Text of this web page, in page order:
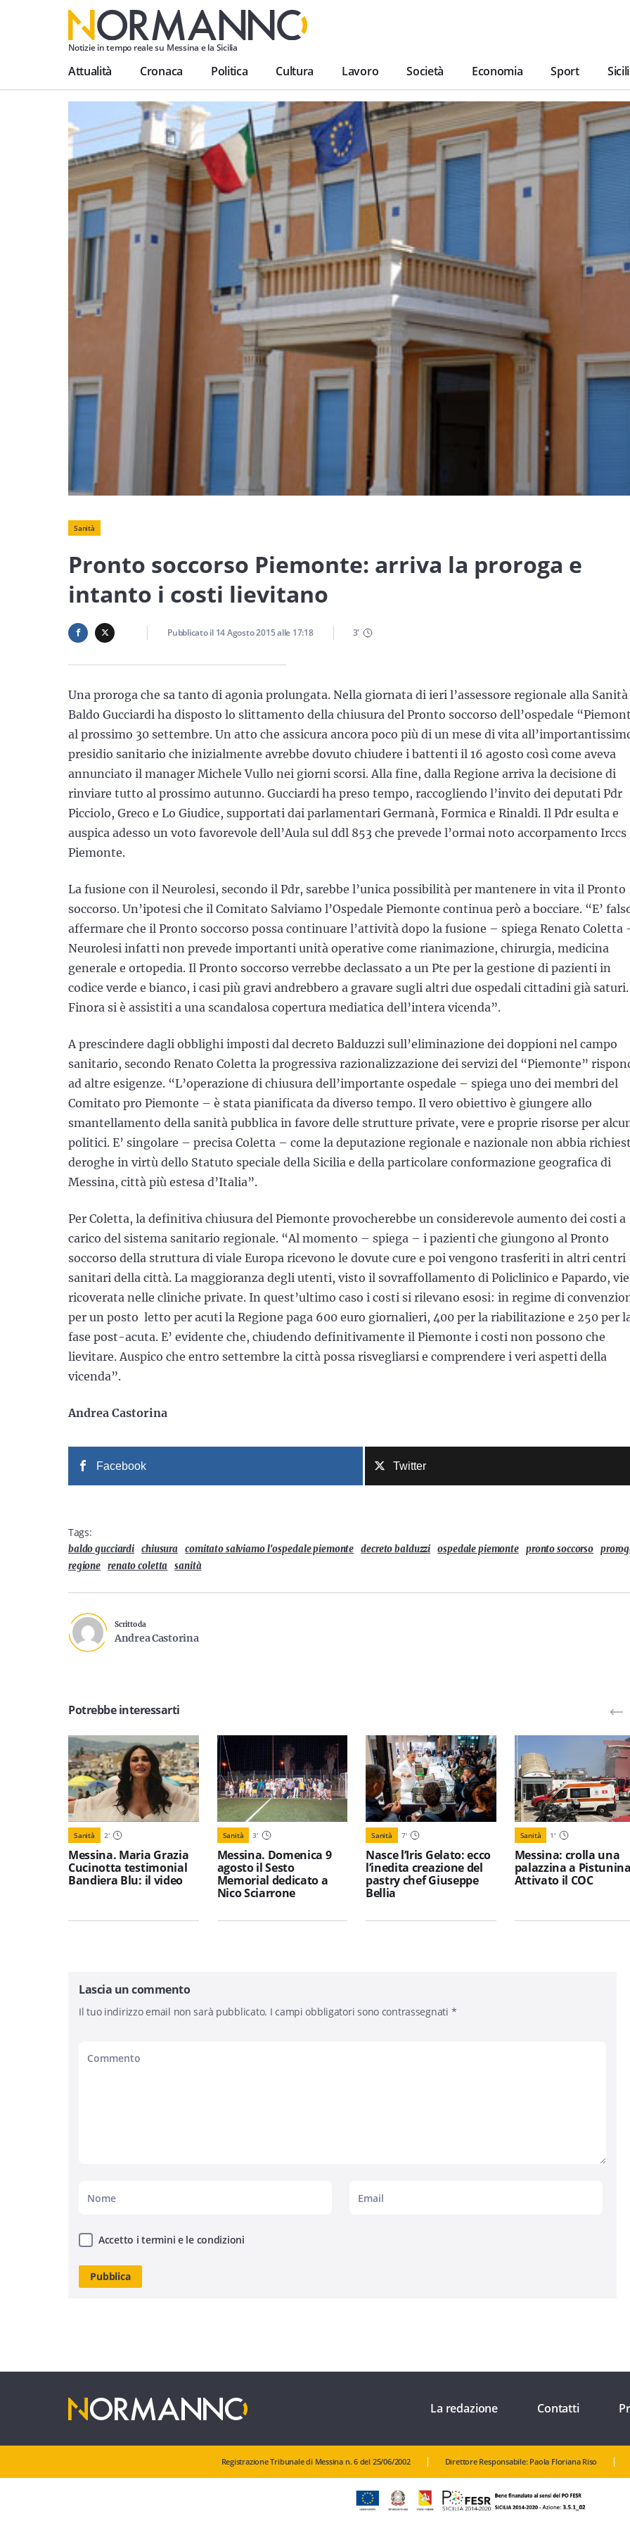
Notizie in tempo reale su Messina e la Sicilia
Attualità Cronaca Politica Cultura Lavoro Società Economia Sport
Sanità
Pronto soccorso Piemonte: arriva la proroga e
intanto i costi lievitano
Pubblicato il 14 Agosto 2015alle 17:18 3'
Una proroga che sa tanto di agonia prolungata. Nella giornata di ieri l’assessore regionale alla Sanità
Baldo Gucciardi ha disposto lo slittamento della chiusura del Pronto soccorso dell’ospedale
al prossimo 30 settembre. Un atto che assicura ancora poco più di un mese di vita
presidio sanitario che inizialmente avrebbe dovuto chiudere i battenti il 16 agosto così come aveva
annunciato il manager Michele Vullo nei giorni scorsi. Alla fine, dalla Regione arriva la decisione di
rinviare tutto al prossimo autunno. Gucciardi ha preso tempo, raccogliendo l’invito dei deputati Pdr
Picciolo, Greco e Lo Giudice, supportati dai parlamentari Germanà, Formica e Rinaldi. Il Pdr esulta e
auspica adesso un voto favorevole dell’Aula sul ddl 853 che prevede l’ormai noto accorpamento Irccs
Piemonte.
La fusione con il Neurolesi, secondo il Pdr, sarebbe l’unica possibilità per mantenere in vita il Pronto
soccorso. Un’ipotesi che il Comitato Salviamo l’Ospedale Piemonte continua però a bocciare. “E’
affermare che il Pronto soccorso possa continuare l’attività dopo la fusione – spiega Renato Coletta
Neurolesi infatti non prevede importanti unità operative come rianimazione, chirurgia, medicina
generale e ortopedia. Il Pronto soccorso verrebbe declassato a un Pte per la gestione di pazienti in
codice verde e bianco, i casi più gravi andrebbero a gravare sugli altri due ospedali cittadini già saturi.
Finora si è assistiti a una scandalosa copertura mediatica dell’intera vicenda”.
A prescindere dagli obblighi imposti dal decreto Balduzzi sull’eliminazione dei doppioni nel campo
sanitario, secondo Renato Coletta la progressiva razionalizzazione dei servizi del “Piemonte”
ad altre esigenze. “L’operazione di chiusura dell’importante ospedale – spiega uno dei membri del
Comitato pro Piemonte – è stata pianificata da diverso tempo. Il vero obiettivo è giungere allo
smantellamento della sanità pubblica in favore delle strutture private, vere e proprie risorse per
politici. E’ singolare – precisa Coletta – come la deputazione regionale e nazionale non abbia
deroghe in virtù dello Statuto speciale della Sicilia e della particolare conformazione geografica di
Messina, città più estesa d’Italia”.
Per Coletta, la definitiva chiusura del Piemonte provocherebbe un considerevole aumento dei costi a
carico del sistema sanitario regionale. “Al momento – spiega – i pazienti che giungono al Pronto
soccorso della struttura di viale Europa ricevono le dovute cure e poi vengono trasferiti in altri centri
sanitari della città. La maggioranza degli utenti, visto il sovraffollamento di Policlinico e Papardo,
ricoverata nelle cliniche private. In quest’ultimo caso i costi si rilevano esosi: in regime di
per un posto letto per acuti la Regione paga 600 euro giornalieri, 400 per la riabilitazione e 250 per
fase post-acuta. E’ evidente che, chiudendo definitivamente il Piemonte i costi non possono che
lievitare. Auspico che entro settembre la città possa risvegliarsi e comprendere i veri aspetti della
vicenda”.
Andrea Castorina
Facebook Twitter
Tags:
baldo gucciardi chiusura comitato salviamo l'ospedale piemonte decreto balduzzi ospedale piemonte pronto soccorso
regione renato coletta sanità
Scritto da
Andrea Castorina
Potrebbe interessarti
Sanità 2'
Messina. Maria Grazia
Cucinotta testimonial
Bandiera Blu: il video
Sanità 3'
Messina. Domenica 9
agosto il Sesto
Memorial dedicato a
Nico Sciarrone
Sanità 7'
Nasce l’Iris Gelato: ecco
l’inedita creazione del
pastry chef Giuseppe
Bellia
Sanità 1'
Messina: crolla una
palazzina a
Attivato il COC
Lascia un commento
Il tuo indirizzo email non sarà pubblicato. I campi obbligatori sono contrassegnati *
Accetto i termini e le condizioni
La redazione Contatti
Registrazione Tribunale di Messina n. 6 del 25/06/2002 Direttore Responsabile: Paola Floriana Riso